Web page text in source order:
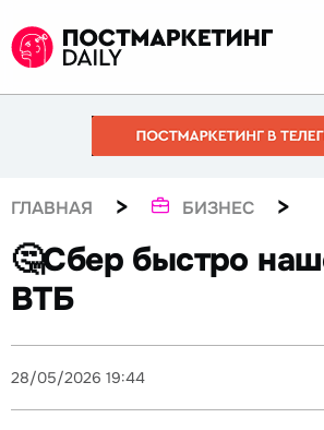
ГЛАВНАЯ > БИЗНЕС >
🤔Сбер быстро
ВТБ
28/05/2026 19:44